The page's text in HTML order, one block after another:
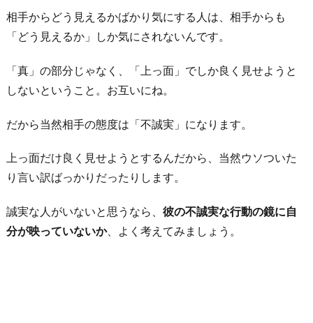
り
に
相手からどう見えるかばかり気にする人は、相手からも
「どう見えるか」しか気にされないんです。
「真」の部分じゃなく、「上っ面」でしか良く見せようと
しないということ。お互いにね。
だから当然相手の態度は「不誠実」になります。
上っ面だけ良く見せようとするんだから、当然ウソついた
り言い訳ばっかりだったりします。
誠実な人がいないと思うなら、 彼の不誠実な行動の鏡に自
分が映っていないか、よく考えてみましょう。